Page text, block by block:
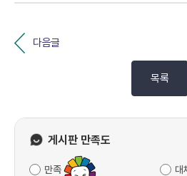
다음글
목록
게시판 만족도
만족 대